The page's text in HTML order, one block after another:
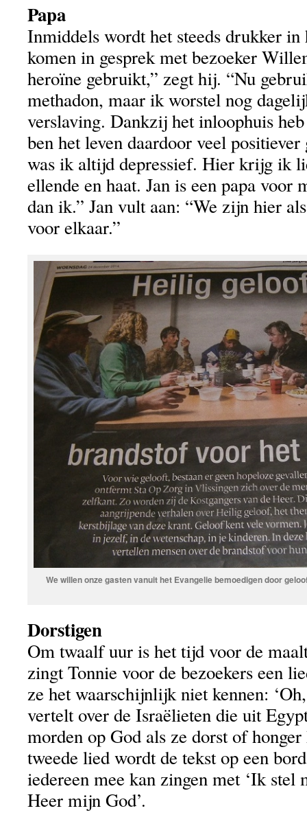
Papa
Inmiddels wordt het steeds drukker
komen in gesprek met bezoeker
heroïne gebruikt,” zegt hij. “Nu
methadon, maar ik worstel nog
verslaving. Dankzij het inloophuis
ben het leven daardoor veel
was ik altijd depressief. Hier krijg ik
ellende en haat. Jan is een papa
dan ik.” Jan vult aan: “We zijn hier
voor elkaar.”
We willen onze gasten vanuit het Evangelie bemoedigen door
Dorstigen
Om twaalf uur is het tijd voor de
zingt Tonnie voor de bezoekers een
ze het waarschijnlijk niet kennen:
vertelt over de Israëlieten die uit
morden op God als ze dorst of
tweede lied wordt de tekst op een
iedereen mee kan zingen met ‘Ik
Heer mijn God’.